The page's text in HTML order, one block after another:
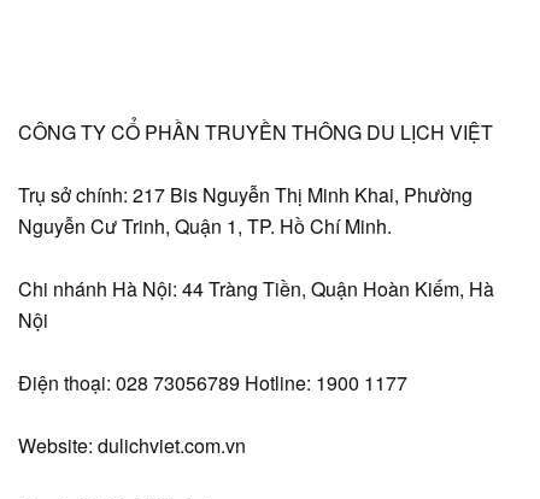
CÔNG TY CỔ PHẦN TRUYỀN THÔNG DU LỊCH VIỆT
Trụ sở chính: 217 Bis Nguyễn Thị Minh Khai, Phường
Nguyễn Cư Trinh, Quận 1, TP. Hồ Chí Minh.
Chi nhánh Hà Nội: 44 Tràng Tiền, Quận Hoàn Kiếm, Hà
Nội
Điện thoại: 028 73056789 Hotline: 1900 1177
Website: dulichviet.com.vn